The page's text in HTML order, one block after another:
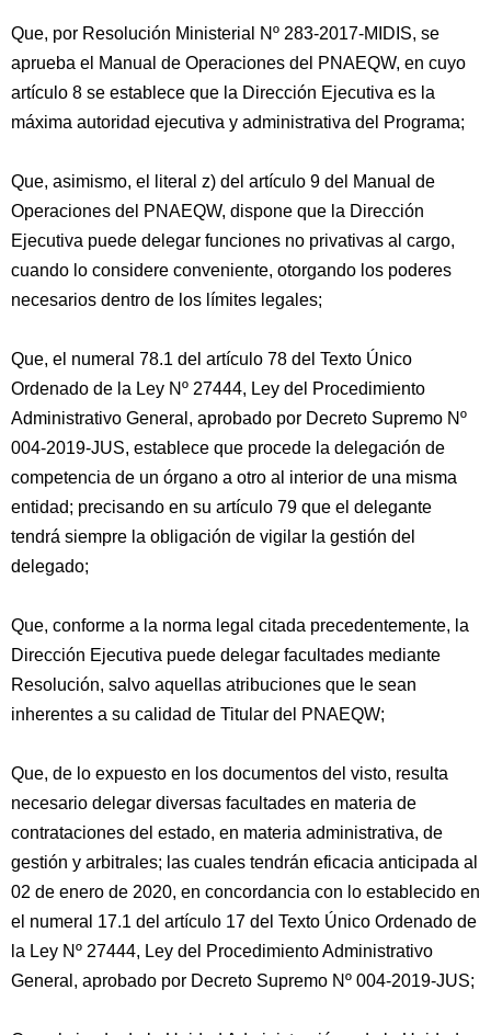
Que, por Resolución Ministerial Nº 283-2017-MIDIS, se
aprueba el Manual de Operaciones del PNAEQW, en cuyo
artículo 8 se establece que la Dirección Ejecutiva es la
máxima autoridad ejecutiva y administrativa del Programa;
Que, asimismo, el literal z) del artículo 9 del Manual de
Operaciones del PNAEQW, dispone que la Dirección
Ejecutiva puede delegar funciones no privativas al cargo,
cuando lo considere conveniente, otorgando los poderes
necesarios dentro de los límites legales;
Que, el numeral 78.1 del artículo 78 del Texto Único
Ordenado de la Ley Nº 27444, Ley del Procedimiento
Administrativo General, aprobado por Decreto Supremo Nº
004-2019-JUS, establece que procede la delegación de
competencia de un órgano a otro al interior de una misma
entidad; precisando en su artículo 79 que el delegante
tendrá siempre la obligación de vigilar la gestión del
delegado;
Que, conforme a la norma legal citada precedentemente, la
Dirección Ejecutiva puede delegar facultades mediante
Resolución, salvo aquellas atribuciones que le sean
inherentes a su calidad de Titular del PNAEQW;
Que, de lo expuesto en los documentos del visto, resulta
necesario delegar diversas facultades en materia de
contrataciones del estado, en materia administrativa, de
gestión y arbitrales; las cuales tendrán eficacia anticipada al
02 de enero de 2020, en concordancia con lo establecido en
el numeral 17.1 del artículo 17 del Texto Único Ordenado de
la Ley Nº 27444, Ley del Procedimiento Administrativo
General, aprobado por Decreto Supremo Nº 004-2019-JUS;